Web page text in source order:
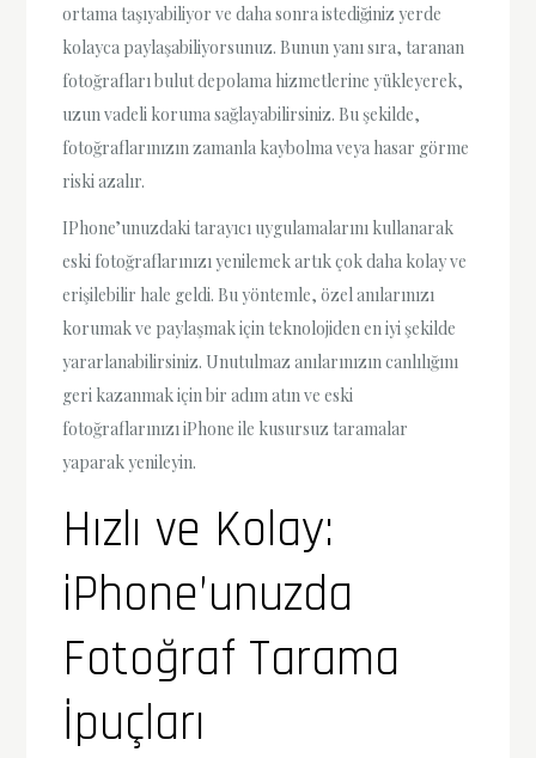
ortama taşıyabiliyor ve daha sonra istediğiniz yerde
kolayca paylaşabiliyorsunuz. Bunun yanı sıra, taranan
fotoğrafları bulut depolama hizmetlerine yükleyerek,
uzun vadeli koruma sağlayabilirsiniz. Bu şekilde,
fotoğraflarınızın zamanla kaybolma veya hasar görme
riski azalır.
IPhone’unuzdaki tarayıcı uygulamalarını kullanarak
eski fotoğraflarınızı yenilemek artık çok daha kolay ve
erişilebilir hale geldi. Bu yöntemle, özel anılarınızı
korumak ve paylaşmak için teknolojiden en iyi şekilde
yararlanabilirsiniz. Unutulmaz anılarınızın canlılığını
geri kazanmak için bir adım atın ve eski
fotoğraflarınızı iPhone ile kusursuz taramalar
yaparak yenileyin.
Hızlı ve Kolay:
iPhone’unuzda
Fotoğraf Tarama
İpuçları